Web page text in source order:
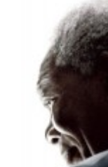
mai 2011
avril 2011
mars 2011
février 2011
janvier 2011
décembre 2010
novembre 2010